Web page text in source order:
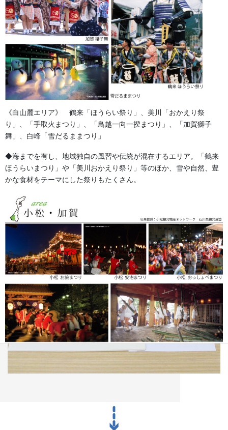
step5
再修正のご確認が済みましたら、最終的なお見積もりと納期をご
案内いたします。
この際、もし
ご予算や
お知らせください。いただいた内容に合わせて、針数の調整や素
など、最適な方法を再検討させていただきます。
《白山麓エリア》 鶴来「ほうらい祭り」、美川「おかえり祭
り」、「手取火まつり」、「鳥越一向一揆まつり」、「加賀獅子
舞」、白峰「雪だるままつり」
◆海までを有し、地域独自の風習や伝統が混在するエリア。「鶴来
ほうらいまつり」や「美川おかえり祭り」等のほか、雪や自然、豊
かな食材をテーマにした祭りもたくさん。
《小松・加賀エリア》 小松「安宅まつり」、小松「おっしょべま